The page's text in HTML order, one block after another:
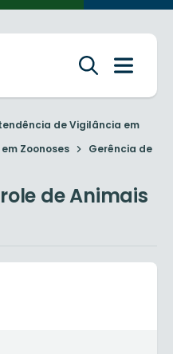
de Vigilância em
Zoonoses
Gerência de
de Animais